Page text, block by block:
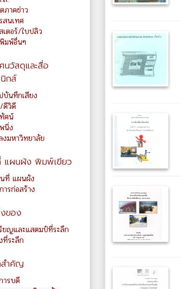
ภาคข่าว
สนเทศ
เตอร์/ใบปลิว
มพ์อื่นๆ
นวัสดุและสื่อ
กส์
บันทึกเสียง
ดีวิดี
ศน์
นิ่ง
งมหาวิทยาลัย
แผนผัง พิมพ์เขียว
ที่ แผนผัง
ารก่อสร้าง
ของ
ยญและแสตมป์ที่ระลึก
ที่ระลึก
ำคัญ
ารบดี